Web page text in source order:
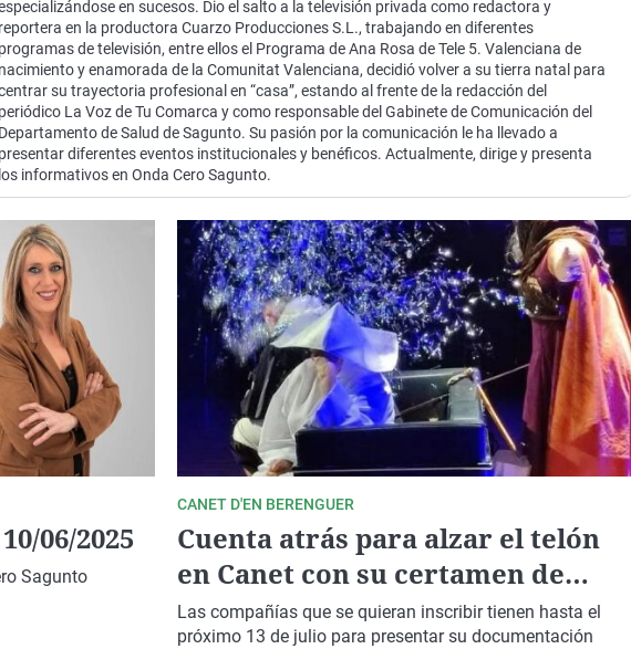
de investigación
Viuda
Extremadura
Galicia
La Rioja
Navarra
País Vasco
Virales
Televisión
Elecciones
en sucesos. Dio el salto a la televisión privada como redactora y
reportera en la productora Cuarzo Producciones S.L., trabajando en diferentes
programas de televisión, entre ellos el Programa de Ana Rosa de Tele 5. Valenciana de
nacimiento y enamorada de la Comunitat Valenciana, decidió volver a su tierra natal para
su trayectoria profesional en “casa”, estando al frente de la redacción del
periódico La Voz de Tu Comarca y como responsable del Gabinete de Comunicación del
Departamento de Salud de Sagunto. Su pasión por la comunicación le ha llevado a
presentar diferentes eventos institucionales y benéficos. Actualmente, dirige y presenta
los informativos en Onda Cero Sagunto.
06/2025
Sagunto
CANET D'EN BERENGUER
Cuenta atrás para alzar el telón
en Canet con su certamen de
teatro ameteur
Las compañías que se quieran inscribir tienen hasta el
próximo 13 de julio para presentar su documentación